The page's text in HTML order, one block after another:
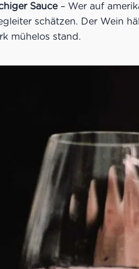
Sauce– Wer auf
schätzen. Der Wein
mühelos stand.